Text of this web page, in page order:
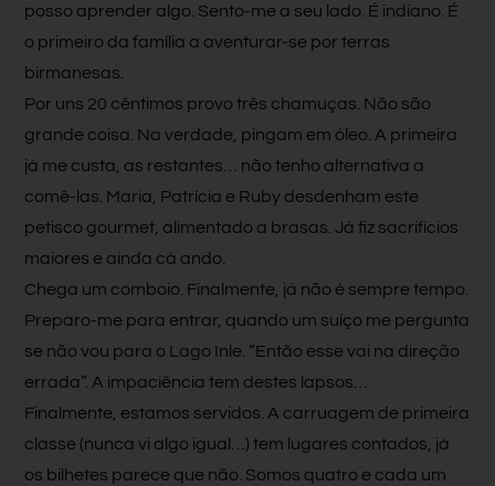
posso aprender algo. Sento-me a seu lado. É indiano. É
o primeiro da família a aventurar-se por terras
birmanesas.
Por uns 20 cêntimos provo três chamuças. Não são
grande coisa. Na verdade, pingam em óleo. A primeira
já me custa, as restantes… não tenho alternativa a
comê-las. Maria, Patrícia e Ruby desdenham este
petisco gourmet, alimentado a brasas. Já fiz sacrifícios
maiores e ainda cá ando.
Chega um comboio. Finalmente, já não é sempre tempo.
Preparo-me para entrar, quando um suíço me pergunta
se não vou para o Lago Inle. “Então esse vai na direção
errada”. A impaciência tem destes lapsos…
Finalmente, estamos servidos. A carruagem de primeira
classe (nunca vi algo igual…) tem lugares contados, já
os bilhetes parece que não. Somos quatro e cada um